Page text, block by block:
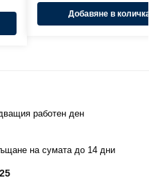
Добавяне в
работен ден
на сумата до 14 дни